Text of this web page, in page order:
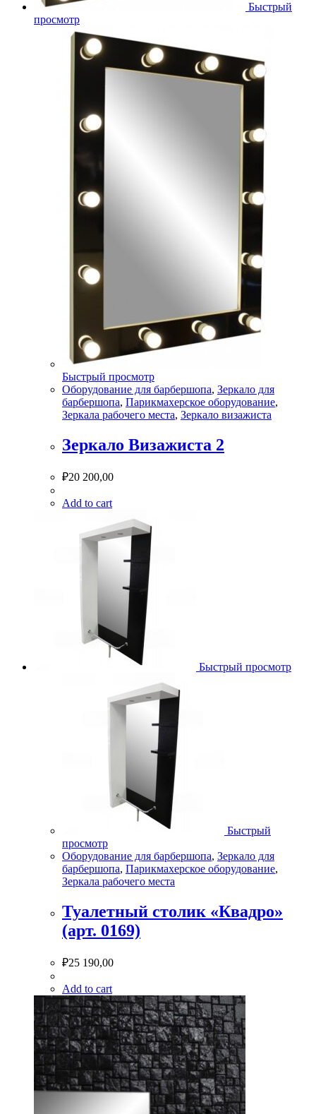
Быстрый
просмотр
Быстрый просмотр
Оборудование для барбершопа, Зеркало для
барбершопа, Парикмахерское оборудование,
Зеркала рабочего места, Зеркало визажиста
Зеркало Визажиста 2
₽20 200,00
Add to cart
Быстрый просмотр
Быстрый
просмотр
Оборудование для барбершопа, Зеркало для
барбершопа, Парикмахерское оборудование,
Зеркала рабочего места
Туалетный столик «Квадро»
(арт. 0169)
₽25 190,00
Add to cart